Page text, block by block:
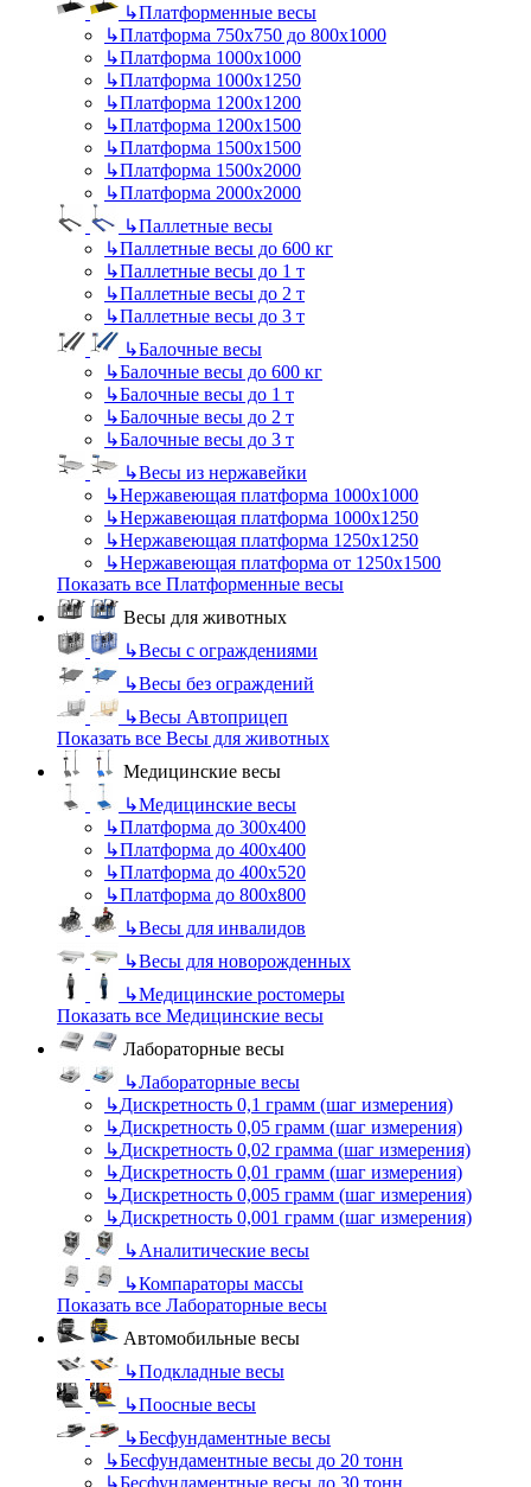
↳Платформенные весы
↳Платформа 750х750 до 800х1000
↳Платформа 1000х1000
↳Платформа 1000х1250
↳Платформа 1200х1200
↳Платформа 1200х1500
↳Платформа 1500х1500
↳Платформа 1500х2000
↳Платформа 2000х2000
↳Паллетные весы
↳Паллетные весы до 600 кг
↳Паллетные весы до 1 т
↳Паллетные весы до 2 т
↳Паллетные весы до 3 т
↳Балочные весы
↳Балочные весы до 600 кг
↳Балочные весы до 1 т
↳Балочные весы до 2 т
↳Балочные весы до 3 т
↳Весы из нержавейки
↳Нержавеющая платформа 1000х1000
↳Нержавеющая платформа 1000х1250
↳Нержавеющая платформа 1250х1250
↳Нержавеющая платформа от 1250х1500
Показать все Платформенные весы
Весы для животных
↳Весы с ограждениями
↳Весы без ограждений
↳Весы Автоприцеп
Показать все Весы для животных
Медицинские весы
↳Медицинские весы
↳Платформа до 300х400
↳Платформа до 400х400
↳Платформа до 400х520
↳Платформа до 800х800
↳Весы для инвалидов
↳Весы для новорожденных
↳Медицинские ростомеры
Показать все Медицинские весы
Лабораторные весы
↳Лабораторные весы
↳Дискретность 0,1 грамм (шаг измерения)
↳Дискретность 0,05 грамм (шаг измерения)
↳Дискретность 0,02 грамма (шаг измерения)
↳Дискретность 0,01 грамм (шаг измерения)
↳Дискретность 0,005 грамм (шаг измерения)
↳Дискретность 0,001 грамм (шаг измерения)
↳Аналитические весы
↳Компараторы массы
Показать все Лабораторные весы
Автомобильные весы
↳Подкладные весы
↳Поосные весы
↳Бесфундаментные весы
↳Бесфундаментные весы до 20 тонн
↳Бесфундаментные весы до 30 тонн